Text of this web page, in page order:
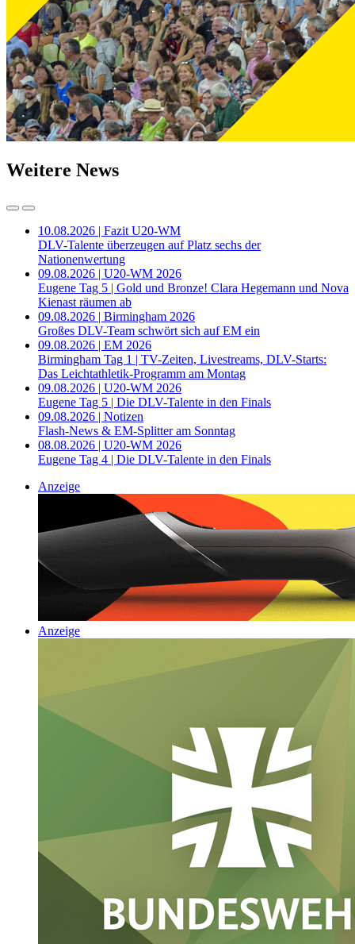
Weitere News
10.08.2026 | Fazit U20-WM
DLV-Talente überzeugen auf Platz sechs der
Nationenwertung
09.08.2026 | U20-WM 2026
Eugene Tag 5 | Gold und Bronze! Clara Hegemann und Nova
Kienast räumen ab
09.08.2026 | Birmingham 2026
Großes DLV-Team schwört sich auf EM ein
09.08.2026 | EM 2026
Birmingham Tag 1 | TV-Zeiten, Livestreams, DLV-Starts:
Das Leichtathletik-Programm am Montag
09.08.2026 | U20-WM 2026
Eugene Tag 5 | Die DLV-Talente in den Finals
09.08.2026 | Notizen
Flash-News & EM-Splitter am Sonntag
08.08.2026 | U20-WM 2026
Eugene Tag 4 | Die DLV-Talente in den Finals
Anzeige
Anzeige